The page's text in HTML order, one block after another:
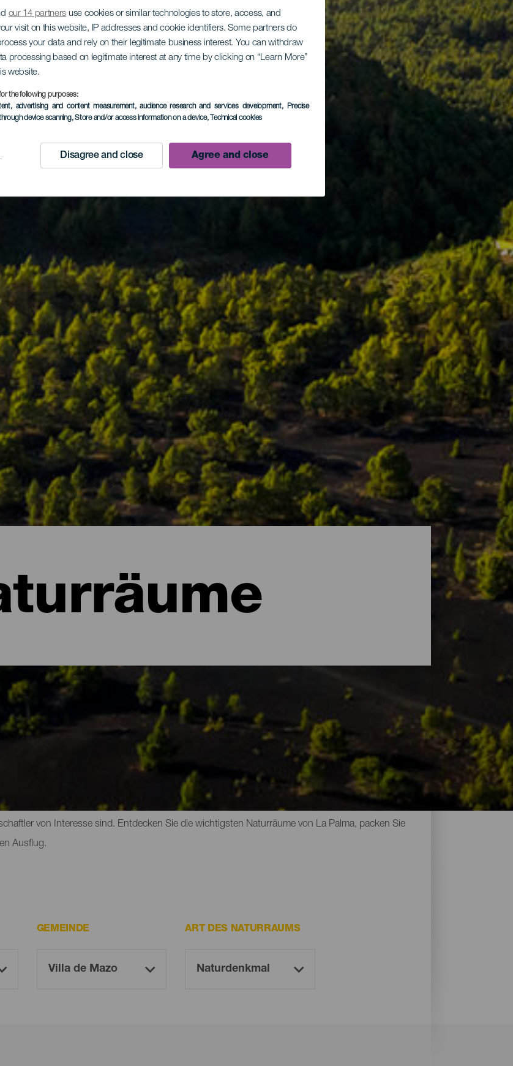
our 14 partners use cookies or similar technologies to store, access, and
visit on this website, IP addresses and cookie identifiers. Some partners do
your data and rely on their legitimate business interest. You can withdraw
processing based on legitimate interest at any time by clicking on “Learn More”
website.
the following purposes:
advertising and content measurement, audience research and services development, Precise
device scanning, Store and/or access information on a device, Technical cookies
Disagree and close Agree and close
La Palma
dann ist es ihre üppige Natur, die voller Kontraste und Nuancen ist. La Palma wurde von der
anerkannt und beherbergt verschiedene Ökosysteme, die eine einzigartige Flora und Fauna
Insel entdecken kann, gehören Parks, Reservate und Naturdenkmäler, geschützte Räume und
von Interesse sind. Entdecken Sie die wichtigsten Naturräume von La Palma, packen Sie
Ausflug.
GEMEINDE ART DES NATURRAUMS